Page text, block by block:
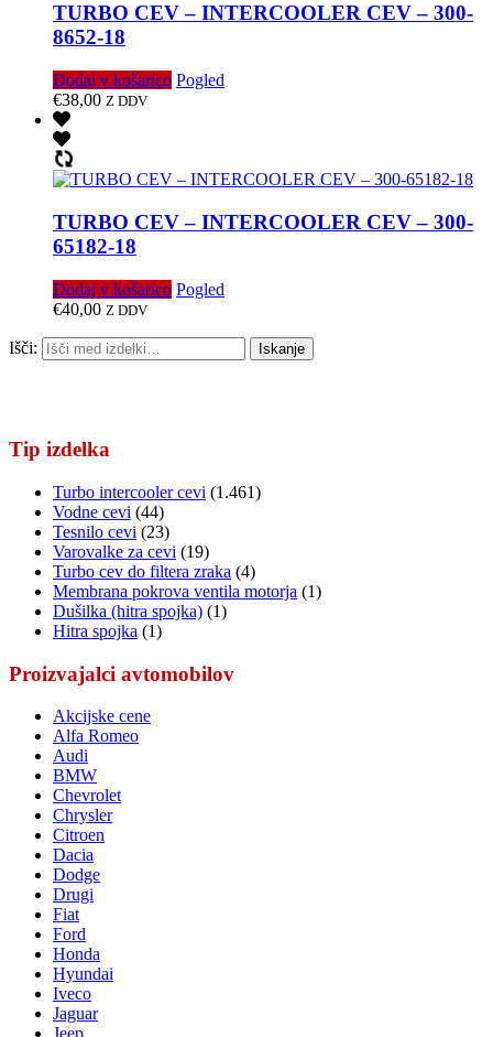
TURBO CEV – INTERCOOLER CEV – 300-
8652-18
Dodaj v košarico Pogled
€38,00 Z DDV
TURBO CEV – INTERCOOLER CEV – 300-
65182-18
Dodaj v košarico Pogled
€40,00 Z DDV
Išči: Iskanje
Tip izdelka
Turbo intercooler cevi (1.461)
Vodne cevi (44)
Tesnilo cevi (23)
Varovalke za cevi (19)
Turbo cev do filtera zraka (4)
Membrana pokrova ventila motorja (1)
Dušilka (hitra spojka) (1)
Hitra spojka (1)
Proizvajalci avtomobilov
Akcijske cene
Alfa Romeo
Audi
BMW
Chevrolet
Chrysler
Citroen
Dacia
Dodge
Drugi
Fiat
Ford
Honda
Hyundai
Iveco
Jaguar